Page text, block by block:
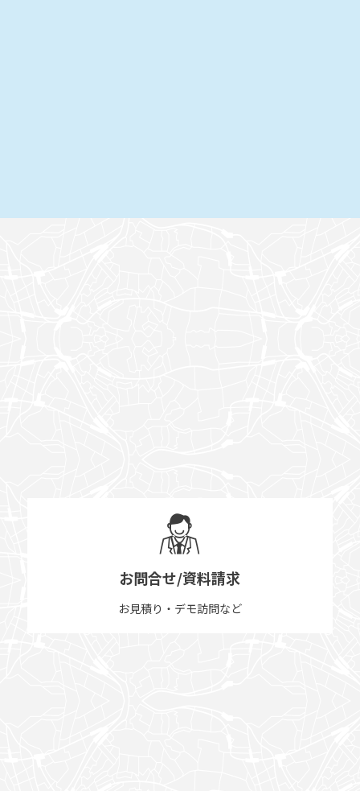
お問合せ/資料請求
お見積り・デモ訪問など